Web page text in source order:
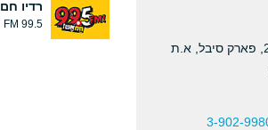
ח' המלאכה 22, פארק סיבל, א.ת
רדיו
99.5 FM